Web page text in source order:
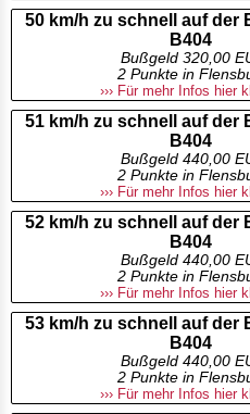
50 km/h zu schnell auf der
B404
Bußgeld 320,00
2 Punkte in
››› Für mehr Infos hier
51 km/h zu schnell auf der
B404
Bußgeld 440,00
2 Punkte in
››› Für mehr Infos hier
52 km/h zu schnell auf der
B404
Bußgeld 440,00
2 Punkte in
››› Für mehr Infos hier
53 km/h zu schnell auf der
B404
Bußgeld 440,00
2 Punkte in
››› Für mehr Infos hier